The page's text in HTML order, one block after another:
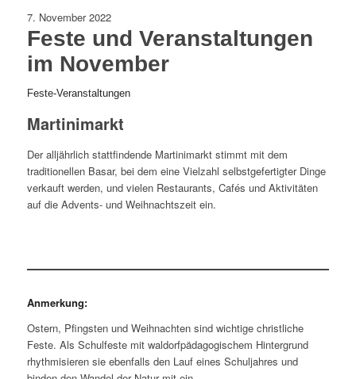
7. November 2022
Feste und Veranstaltungen
im November
Feste-Veranstaltungen
Martinimarkt
Der alljährlich stattfindende Martinimarkt stimmt mit dem
traditionellen Basar, bei dem eine Vielzahl selbstgefertigter Dinge
verkauft werden, und vielen Restaurants, Cafés und Aktivitäten
auf die Advents- und Weihnachtszeit ein.
Anmerkung:
Ostern, Pfingsten und Weihnachten sind wichtige christliche
Feste. Als Schulfeste mit waldorfpädagogischem Hintergrund
rhythmisieren sie ebenfalls den Lauf eines Schuljahres und